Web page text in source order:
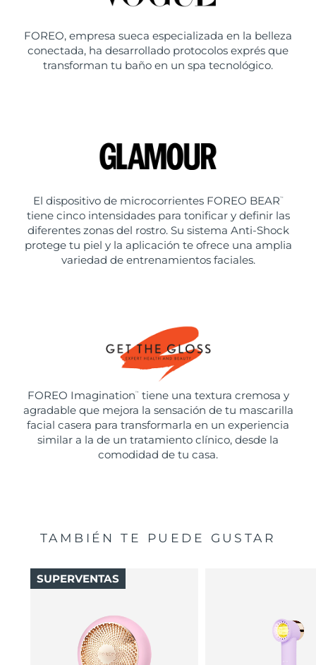
FOREO, empresa sueca especializada en la belleza
conectada, ha desarrollado protocolos exprés que
transforman tu baño en un spa tecnológico.
El dispositivo de microcorrientes FOREO BEAR ™
tiene cinco intensidades para tonificar y definir las
diferentes zonas del rostro. Su sistema Anti-Shock
protege tu piel y la aplicación te ofrece una amplia
variedad de entrenamientos faciales.
FOREO Imagination ™
tiene una textura cremosa y
agradable que mejora la sensación de tu mascarilla
facial casera para transformarla en un experiencia
similar a la de un tratamiento clínico, desde la
comodidad de tu casa.
TAMBIÉN TE PUEDE GUSTAR
SUPERVENTAS